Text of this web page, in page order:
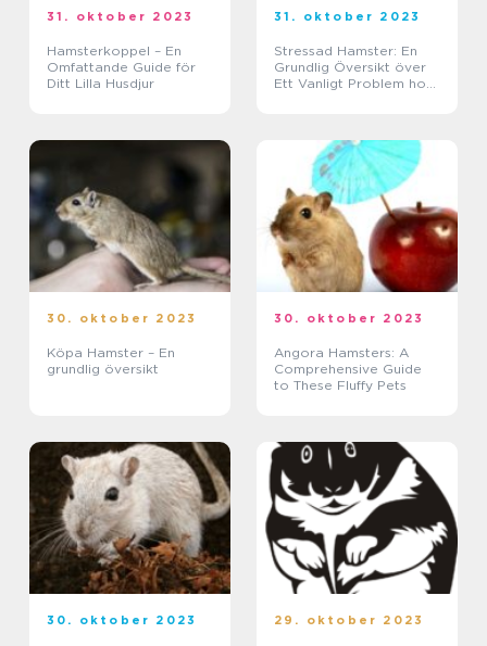
31. oktober 2023
Hamsterkoppel – En
Omfattande Guide för
Ditt Lilla Husdjur
31. oktober 2023
Stressad Hamster: En
Grundlig Översikt över
Ett Vanligt Problem hos
30. oktober 2023
Köpa Hamster – En
grundlig översikt
30. oktober 2023
Angora Hamsters: A
Comprehensive Guide
to These Fluffy Pets
30. oktober 2023 29. oktober 2023